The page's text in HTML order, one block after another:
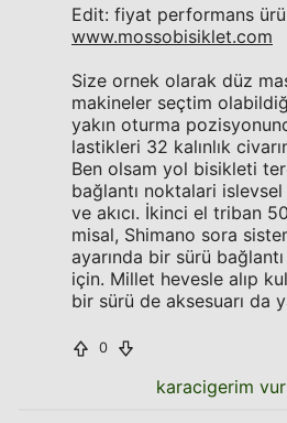
Edit: fiyat performans
www.mossobisiklet.com
Size ornek olarak düz
makineler seçtim
yakın oturma
lastikleri 32 kalınlık
Ben olsam yol bisikleti
bağlantı noktalari
ve akıcı. İkinci el triban
misal, Shimano sora
ayarında bir sürü
için. Millet hevesle alıp
bir sürü de aksesuarı da
0
karacigerim